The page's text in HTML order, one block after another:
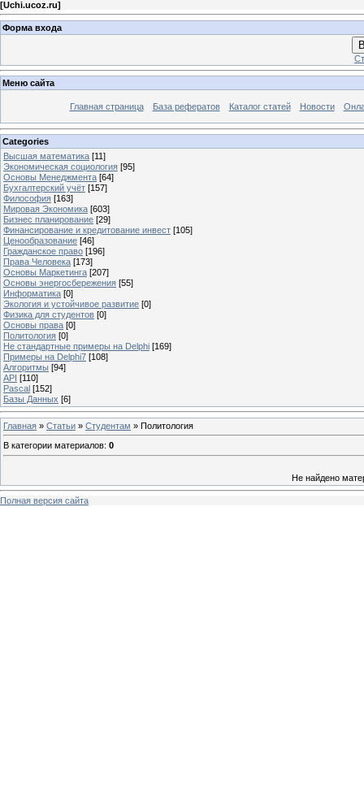
[Uchi.ucoz.ru]
Форма входа
Меню сайта
Главная страница База рефератов Каталог статей Новости
Categories
Высшая математика [11]
Экономическая социология [95]
Основы Менеджмента [64]
Бухгалтерский учёт [157]
Философия [163]
Мировая Экономика [603]
Бизнес планирование [29]
Финансирование и кредитование инвест [105]
Ценообразование [46]
Гражданское право [196]
Права Человека [173]
Основы Маркетинга [207]
Основы энергосбережения [55]
Информатика [0]
Экология и устойчивое развитие [0]
Физика для студентов [0]
Основы права [0]
Политология [0]
Не стандартные примеры на Delphi [169]
Примеры на Delphi7 [108]
Алгоритмы [94]
API [110]
Pascal [152]
Базы Данных [6]
Главная » Статьи » Студентам » Политология
В категории материалов: 0
Не найдено
Полная версия сайта